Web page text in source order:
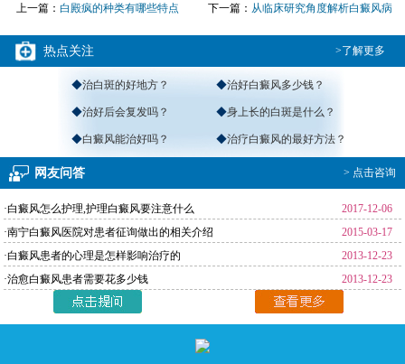
上一篇： 白殿疯的种类有哪些特点 下一篇： 从临床研究角度解析白癜风病
热点关注 >了解更多
◆治白斑的好地方？ ◆治好白癜风多少钱？
◆治好后会复发吗？ ◆身上长的白斑是什么？
◆白癜风能治好吗？ ◆治疗白癜风的最好方法？
网友问答 > 点击咨询
·白癜风怎么护理,护理白癜风要注意什么
2017-12-06
·南宁白癜风医院对患者征询做出的相关介绍
2015-03-17
·白癜风患者的心理是怎样影响治疗的
2013-12-23
·治愈白癜风患者需要花多少钱
2013-12-23
免费通话